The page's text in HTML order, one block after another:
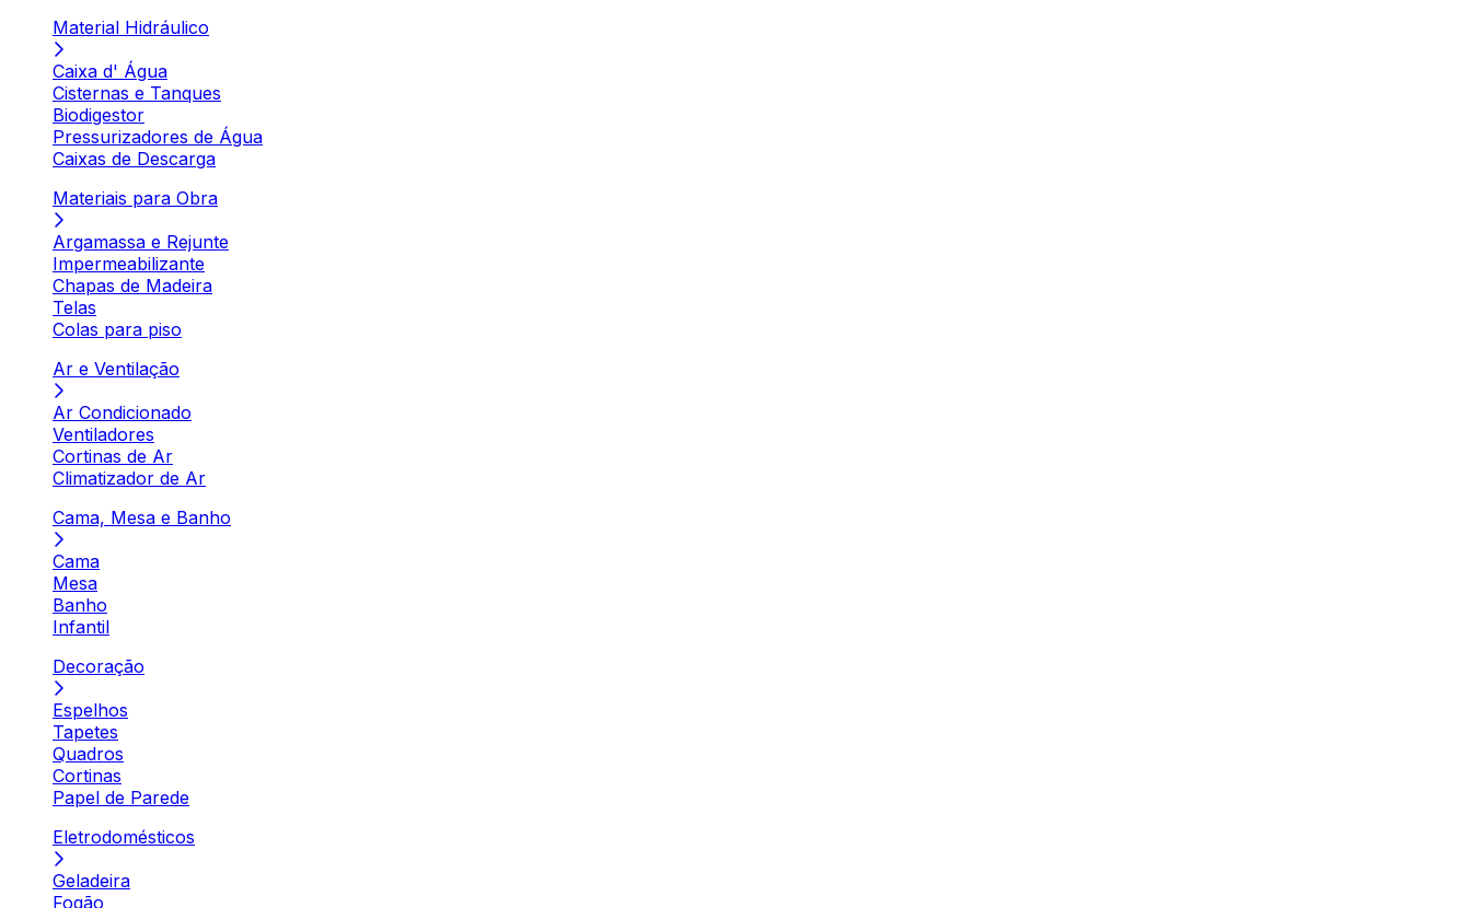
Material Hidráulico
Caixa d' Água
Cisternas e Tanques
Biodigestor
Pressurizadores de Água
Caixas de Descarga
Materiais para Obra
Argamassa e Rejunte
Impermeabilizante
Chapas de Madeira
Telas
Colas para piso
Ar e Ventilação
Ar Condicionado
Ventiladores
Cortinas de Ar
Climatizador de Ar
Cama, Mesa e Banho
Cama
Mesa
Banho
Infantil
Decoração
Espelhos
Tapetes
Quadros
Cortinas
Papel de Parede
Eletrodomésticos
Geladeira
Fogão